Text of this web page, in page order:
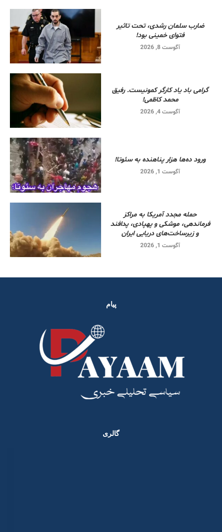
ضارب سلمان رشدی، تحت تاثیر
فتوای خمینی بود!
آگوست 8, 2026
گرامی باد یاد کارگر کمونیست. رفیق
محمد کاظمی!
آگوست 4, 2026
ورود ده‌ها هزار پناهنده به سئوتا!
آگوست 1, 2026
حمله مجدد آمریکا به مراکز
فرماندهی، موشکی و پهپادی، پدافند
و زیرساخت‌های دریایی ایران
آگوست 1, 2026
پیام
گالری